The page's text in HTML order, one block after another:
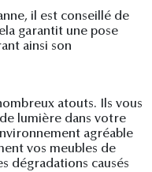
il est conseillé de
garantit une pose
ainsi son
atouts. Ils vous
lumière dans votre
agréable
vos meubles de
dégradations causés